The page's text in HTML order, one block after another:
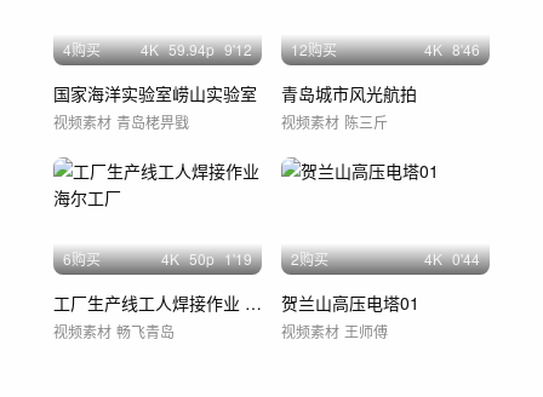
4购买 4K 59.94p 9'12
国家海洋实验室崂山实验室
视频素材 青岛栳畀戥
12购买 4K 8'46
青岛城市风光航拍
视频素材 陈三斤
6购买 4K 50p 1'19
工厂生产线工人焊接作业 海尔工厂
视频素材 畅飞青岛
2购买 4K 0'44
贺兰山高压电塔01
视频素材 王师傅